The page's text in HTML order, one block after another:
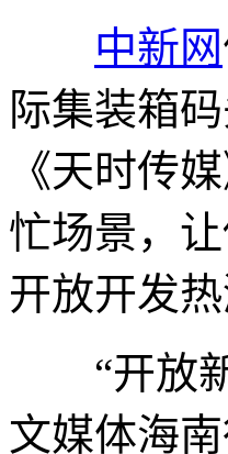
中新网
际集装箱
《天时传
忙场景，
开放开发热
“开放新
文媒体海